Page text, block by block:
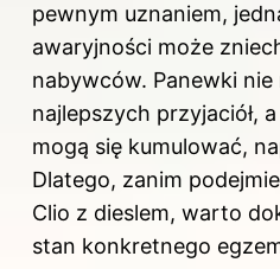
pewnym uznaniem,
awaryjności może
nabywców. Panewki nie
najlepszych przyjaciół,
mogą się kumulować,
Dlatego, zanim
Clio z dieslem, warto
stan konkretnego